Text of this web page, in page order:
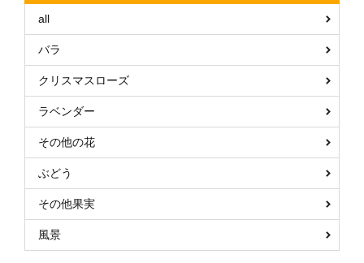
all
バラ
クリスマスローズ
ラベンダー
その他の花
ぶどう
その他果実
風景